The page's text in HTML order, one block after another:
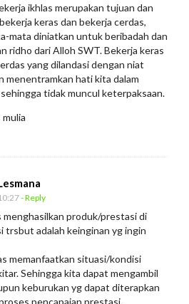
ikhlas merupakan tujuan dan
keras dan bekerja cerdas,
mata diniatkan untuk beribadah dan
ridho dari Alloh SWT. Bekerja keras
yang dilandasi dengan niat
menentramkan hati kita dalam
tidak muncul keterpaksaan.
mulia
- Reply
menghasilkan produk/prestasi di
trsbut adalah keinginan yg ingin
memanfaatkan situasi/kondisi
Sehingga kita dapat mengambil
keburukan yg dapat diterapkan
pencapaian prestasi.